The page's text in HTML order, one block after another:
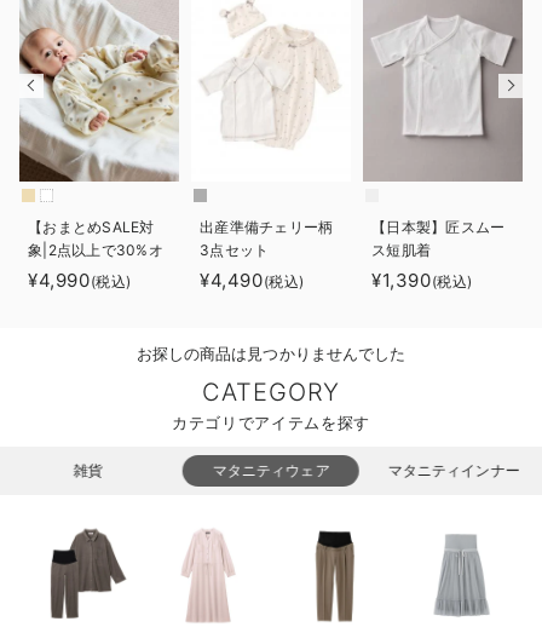
スタイ・よだれかけ（新生児・ベビー）
ベビー帽子（新生児・乳児）
新生児スリーパー・ベビーパジャマ
ベビー 小物
哺乳瓶
赤ちゃん 洗剤・洗濯用品・お掃除
赤ちゃん お風呂・ベビースキンケア
おむつ関連グッズ
親子セット
快適機能ウェア特集 トップス
快適機能ウェア特集 ボトムス
快適機能ウェア特集 パジャマ
安心の日本製。先輩ママが買ってよかった！本当に必要な出産準備品
買って正解！高評価レビューアイテム
親子コーデ｜ママとベビーにおすすめ！
Gift Selection 出産祝い
ロンパースはいつからいつまで使う？選ぶポイントも解説！
かわいくておもしろ
何枚あっても嬉しい
長く使えるアイテム
【おまとめSALE対
象|2点以上で30%オ
フ】【助産院監修】
出産準備3点セット
¥4,990(税込)
出産準備チェリー柄
3点セット
¥4,490(税込)
【日本製】匠スムー
ス短肌着
¥1,390(税込)
お探しの商品は見つかりませんでした
CATEGORY
カテゴリでアイテムを探す
雑貨 マタニティウェア マタニティインナー